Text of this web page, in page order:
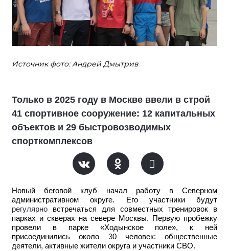
Источник фото: Андрей Дмытрив
Только в 2025 году в Москве ввели в строй
41 спортивное сооружение: 12 капитальных
объектов и 29 быстровозводимых
спорткомплексов
Новый беговой клуб начал работу в Северном
административном округе. Его участники будут
регулярно встречаться для совместных тренировок в
парках и скверах на севере Москвы. Первую пробежку
провели в парке «Ходынское поле», к ней
присоединились около 30 человек: общественные
деятели, активные жители округа и участники СВО.